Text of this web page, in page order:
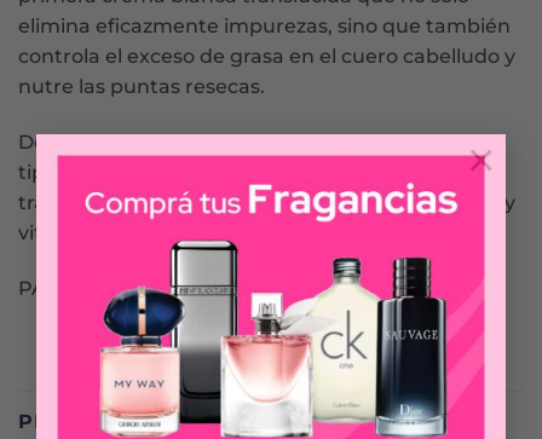
×
elimina eficazmente impurezas, sino que también
controla el exceso de grasa en el cuero cabelludo y
nutre las puntas resecas.
Descubre la solución perfecta para equilibrar tu
tipo de cabello mixto y experimenta la
transformación hacia un pelo sano, lleno de brillo y
vitalidad.
PANTENE
PRODUCTOS RELACIONADOS